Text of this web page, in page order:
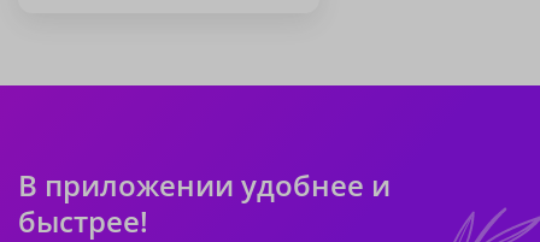
В приложении удобнее и
быстрее!